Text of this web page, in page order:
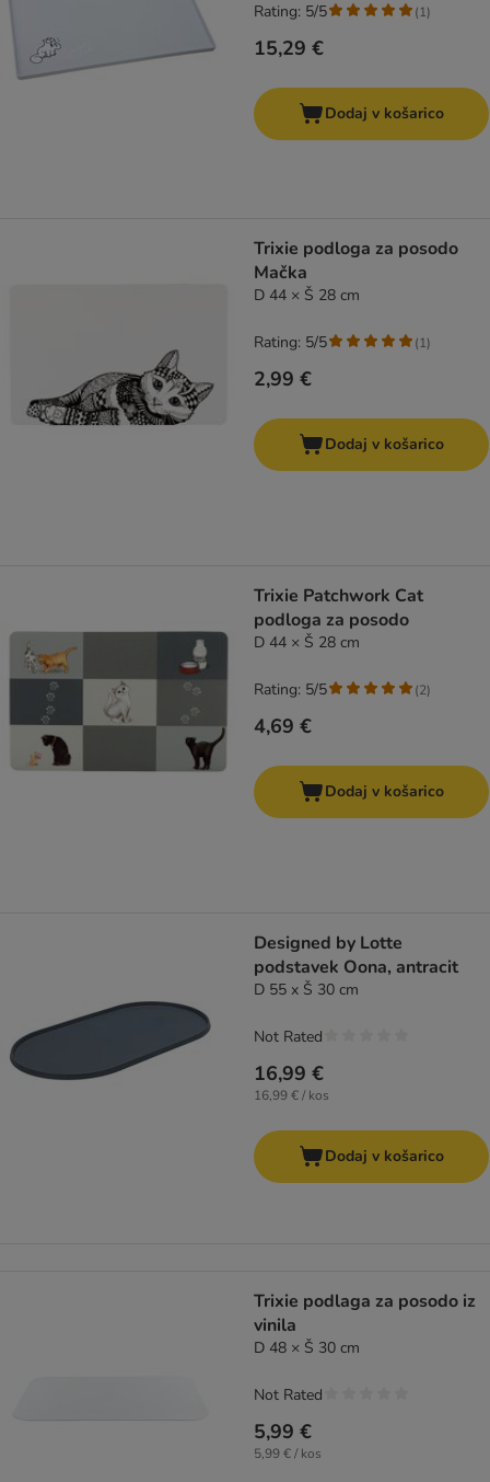
15,29 €
Rating: 5/5 (1)
Dodaj v košarico
Trixie podloga za posodo
Mačka
D 44 × Š 28 cm
2,99 €
Rating: 5/5 (1)
Dodaj v košarico
Trixie Patchwork Cat
podloga za posodo
D 44 × Š 28 cm
4,69 €
Rating: 5/5 (2)
Dodaj v košarico
Designed by Lotte
podstavek Oona, antracit
D 55 x Š 30 cm
16,99 €
16,99 € / kos
Not Rated
Dodaj v košarico
Trixie podlaga za posodo iz
vinila
D 48 × Š 30 cm
5,99 €
5,99 € / kos
Not Rated